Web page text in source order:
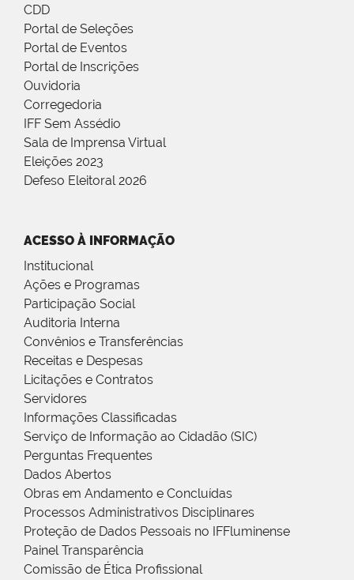
CDD
Portal de Seleções
Portal de Eventos
Portal de Inscrições
Ouvidoria
Corregedoria
IFF Sem Assédio
Sala de Imprensa Virtual
Eleições 2023
Defeso Eleitoral 2026
ACESSO À INFORMAÇÃO
Institucional
Ações e Programas
Participação Social
Auditoria Interna
Convênios e Transferências
Receitas e Despesas
Licitações e Contratos
Servidores
Informações Classificadas
Serviço de Informação ao Cidadão (SIC)
Perguntas Frequentes
Dados Abertos
Obras em Andamento e Concluídas
Processos Administrativos Disciplinares
Proteção de Dados Pessoais no IFFluminense
Painel Transparência
Comissão de Ética Profissional